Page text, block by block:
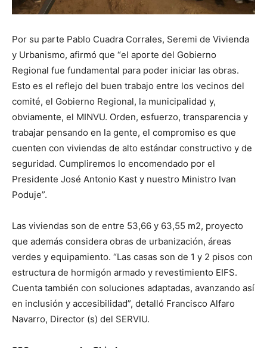
Por su parte Pablo Cuadra Corrales, Seremi de Vivienda
y Urbanismo, afirmó que “el aporte del Gobierno
Regional fue fundamental para poder iniciar las obras.
Esto es el reflejo del buen trabajo entre los vecinos del
comité, el Gobierno Regional, la municipalidad y,
obviamente, el MINVU. Orden, esfuerzo, transparencia y
trabajar pensando en la gente, el compromiso es que
cuenten con viviendas de alto estándar constructivo y de
seguridad. Cumpliremos lo encomendado por el
Presidente José Antonio Kast y nuestro Ministro Ivan
Poduje”.
Las viviendas son de entre 53,66 y 63,55 m2, proyecto
que además considera obras de urbanización, áreas
verdes y equipamiento. “Las casas son de 1 y 2 pisos con
estructura de hormigón armado y revestimiento EIFS.
Cuenta también con soluciones adaptadas, avanzando así
en inclusión y accesibilidad”, detalló Francisco Alfaro
Navarro, Director (s) del SERVIU.